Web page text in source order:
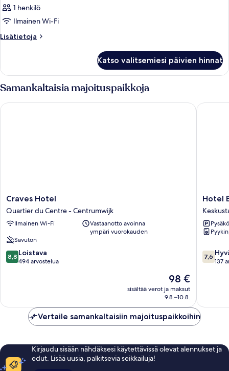
1 henkilö
Ilmainen Wi-Fi
Lisätietoja
Lisätietoja
Katso valitsemiesi päivien hinnat
Samankaltaisia majoituspaikkoja
Craves
Hotel
Quartier
du
Centre
-
Centrumwijk
Craves Hotel
Quartier du Centre - Centrumwijk
Ilmainen Wi-Fi
Vastaanotto avoinna
ympäri vuorokauden
Savuton
8.8
kautta
8,8 Loistava
494 arvostelua
Hinta
98 €
98 €
sisältää verot ja maksut
9.8.–10.8.
Craves Hotel
Hotel
Barry
Hotel
7.6
kautta
7,6
137
Hotel
Vertaile samankaltaisiin majoituspaikkoihin
Kirjaudu sisään nähdäksesi käytettävissä olevat alennukset ja
edut. Lisää uusia, palkitsevia seikkailuja!